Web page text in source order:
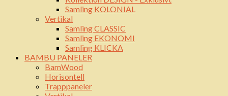
Samling KOLONIAL
Vertikal
Samling CLASSIC
Samling EKONOMI
Samling KLICKA
BAMBU PANELER
BamWood
Horisontell
Trapppaneler